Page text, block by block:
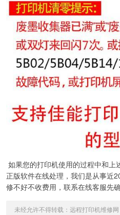
如果您的打印机使用的过程中和上
正版软件在线处理，我们是从事近
修不好不收费用，联系在线客服先
未经允许不得转载： 远程打印机维修网